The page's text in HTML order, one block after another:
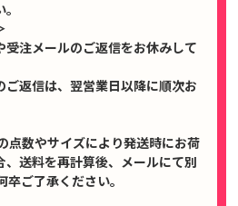
受注メールのご返信をお休みして
ご返信は、翌営業日以降に順次お
点数やサイズにより発送時にお荷
、送料を再計算後、メールにて別
卒ご了承ください。